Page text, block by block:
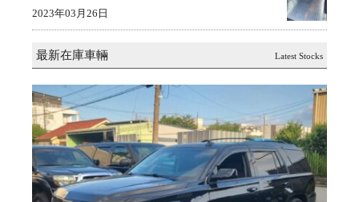
2023年03月26日
最新在庫車輛 Latest Stocks